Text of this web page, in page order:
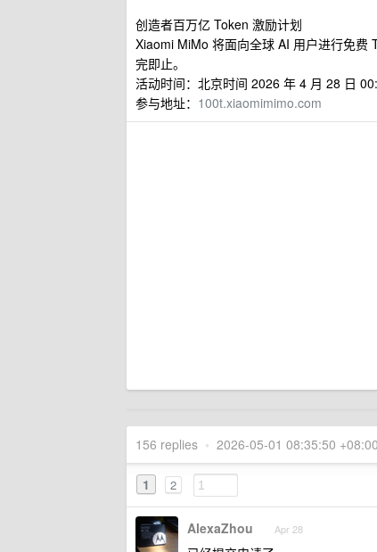
创造者百万亿 Token 激励计划
Xiaomi MiMo 将面向全球 AI 用户进行免费
完即止。
活动时间：北京时间 2026 年 4 月 28 日
参与地址： 100t.xiaomimimo.com
156 replies • 2026-05-01 08:35:50 +08:00
1 2
AlexaZhou Apr 28